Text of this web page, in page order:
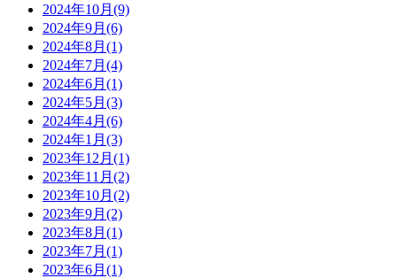
2024年10月 (9)
2024年9月 (6)
2024年8月 (1)
2024年7月 (4)
2024年6月 (1)
2024年5月 (3)
2024年4月 (6)
2024年1月 (3)
2023年12月 (1)
2023年11月 (2)
2023年10月 (2)
2023年9月 (2)
2023年8月 (1)
2023年7月 (1)
2023年6月 (1)